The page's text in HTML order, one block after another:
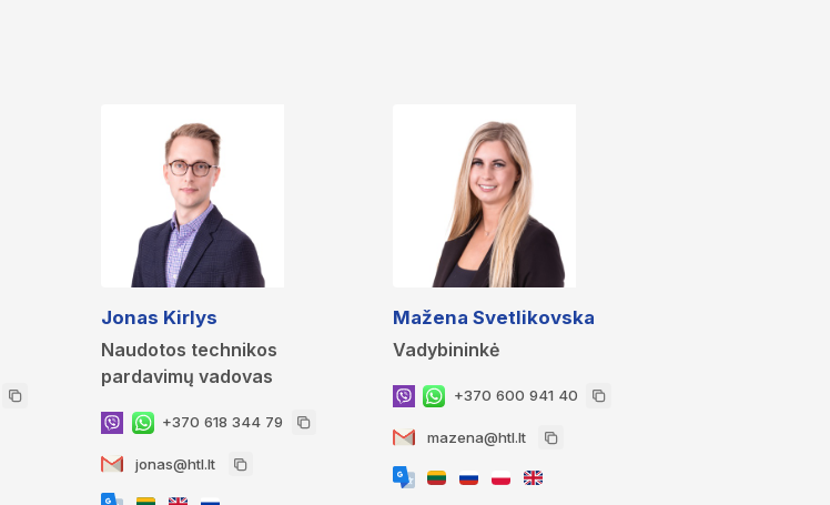
Jonas Kirlys
Naudotos technikos
pardavimų vadovas
+370 618 344 79
jonas@htl.lt
Mažena Svetlikovska
Vadybininkė
+370 600 941 40
mazena@htl.lt